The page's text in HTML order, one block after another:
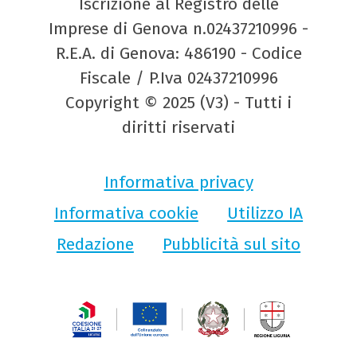
Imprese di Genova n.02437210996 -
R.E.A. di Genova: 486190 - Codice
Fiscale / P.Iva 02437210996
Copyright © 2025 (V3) - Tutti i
diritti riservati
Informativa privacy
Informativa cookie
Utilizzo IA
Redazione
Pubblicità sul sito